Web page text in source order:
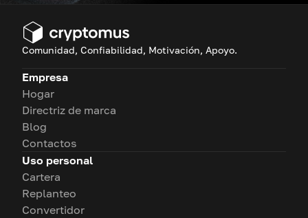
Comunidad, Confiabilidad, Motivación, Apoyo.
Empresa
Hogar
Directriz de marca
Blog
Contactos
Uso personal
Cartera
Replanteo
Convertidor